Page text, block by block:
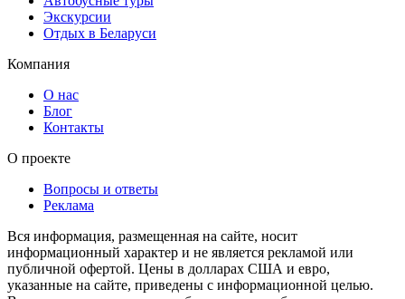
Экскурсии
Отдых в Беларуси
Компания
О нас
Блог
Контакты
О проекте
Вопросы и ответы
Реклама
Вся информация, размещенная на сайте, носит
информационный характер и не является рекламой или
публичной офертой. Цены в долларах США и евро,
указанные на сайте, приведены с информационной целью.